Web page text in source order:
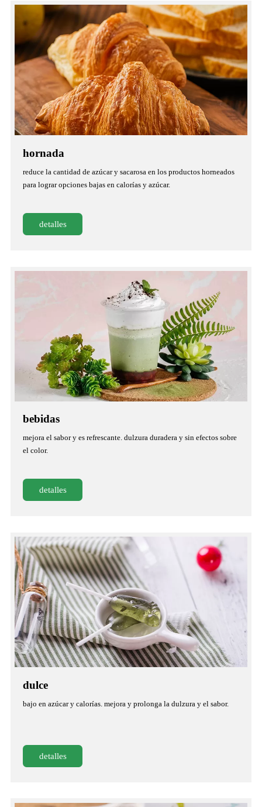
hornada
reduce la cantidad de azúcar y sacarosa en los productos horneados
para lograr opciones bajas en calorías y azúcar.
detalles
bebidas
mejora el sabor y es refrescante. dulzura duradera y sin efectos sobre
el color.
detalles
dulce
bajo en azúcar y calorías. mejora y prolonga la dulzura y el sabor.
detalles